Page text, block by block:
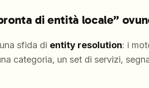
di entità locale”
sfida di entity resolution: i
categoria, un set di servizi,